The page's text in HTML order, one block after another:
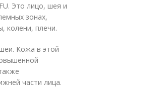
Это лицо, шея и
зонах,
колени, плечи.
Кожа в этой
части лица.